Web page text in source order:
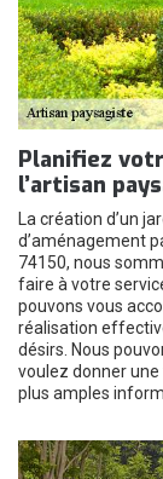
Planifiez
l’artisan
La création d’un
d’aménagement
74150, nous
faire à votre
pouvons vous
réalisation
désirs. Nous
voulez donner
plus amples